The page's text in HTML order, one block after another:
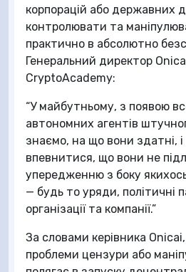
корпорацій або державних
контролювати та
практично в абсолютно
Генеральний директор
CryptoAcademy:
“У майбутньому, з появою
автономних агентів
знаємо, на що вони здатні,
впевнитися, що вони не
упередженню з боку
— будь то уряди, політичні
організації та компанії.”
За словами керівника
проблеми цензури або